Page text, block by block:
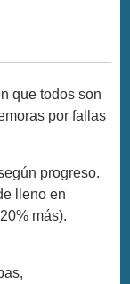
que todos son
por fallas
progreso.
lleno en
más).